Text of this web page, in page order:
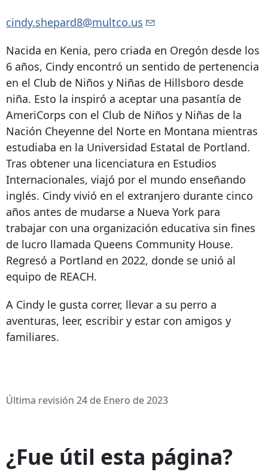
cindy.shepard8@multco.us
Nacida en Kenia, pero criada en Oregón desde los
6 años, Cindy encontró un sentido de pertenencia
en el Club de Niños y Niñas de Hillsboro desde
niña. Esto la inspiró a aceptar una pasantía de
AmeriCorps con el Club de Niños y Niñas de la
Nación Cheyenne del Norte en Montana mientras
estudiaba en la Universidad Estatal de Portland.
Tras obtener una licenciatura en Estudios
Internacionales, viajó por el mundo enseñando
inglés. Cindy vivió en el extranjero durante cinco
años antes de mudarse a Nueva York para
trabajar con una organización educativa sin fines
de lucro llamada Queens Community House.
Regresó a Portland en 2022, donde se unió al
equipo de REACH.
A Cindy le gusta correr, llevar a su perro a
aventuras, leer, escribir y estar con amigos y
familiares.
Última revisión 24 de Enero de 2023
¿Fue útil esta página?